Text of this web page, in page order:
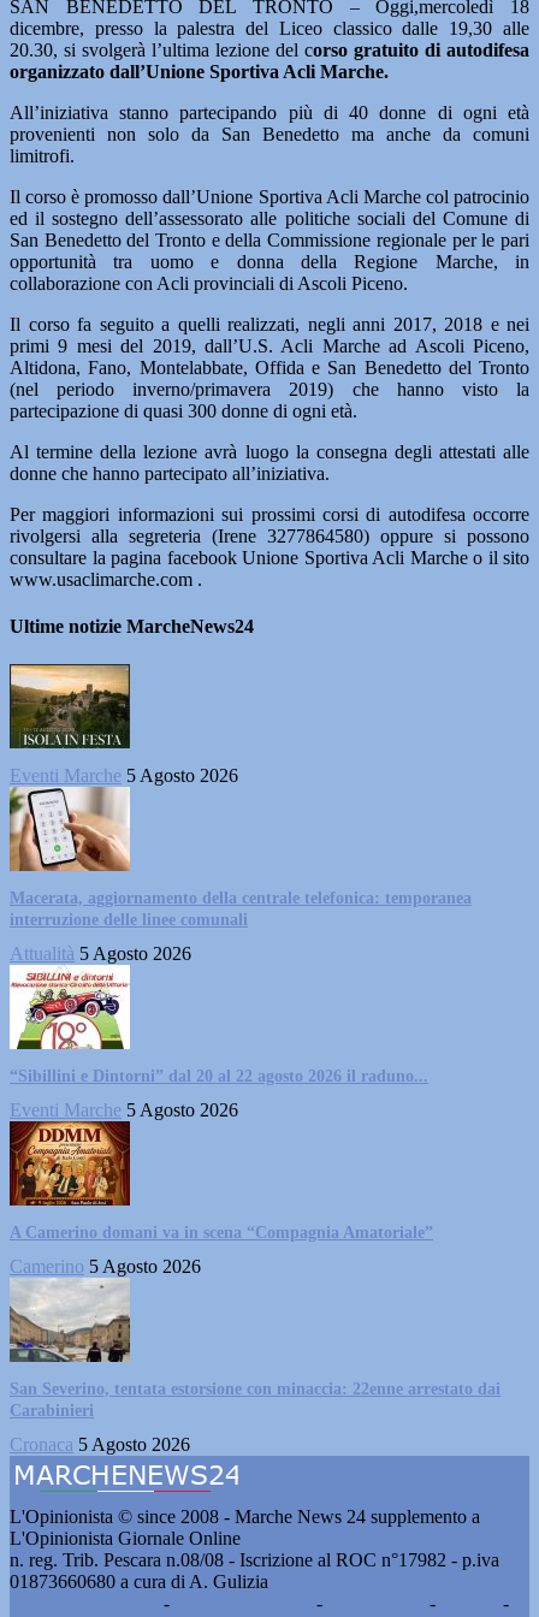
SAN BENEDETTO DEL TRONTO – Oggi,mercoledì 18
dicembre, presso la palestra del Liceo classico dalle 19,30 alle
20.30, si svolgerà l’ultima lezione del corso gratuito di autodifesa
organizzato dall’Unione Sportiva Acli Marche.
All’iniziativa stanno partecipando più di 40 donne di ogni età
provenienti non solo da San Benedetto ma anche da comuni
limitrofi.
Il corso è promosso dall’Unione Sportiva Acli Marche col patrocinio
ed il sostegno dell’assessorato alle politiche sociali del Comune di
San Benedetto del Tronto e della Commissione regionale per le pari
opportunità tra uomo e donna della Regione Marche, in
collaborazione con Acli provinciali di Ascoli Piceno.
Il corso fa seguito a quelli realizzati, negli anni 2017, 2018 e nei
primi 9 mesi del 2019, dall’U.S. Acli Marche ad Ascoli Piceno,
Altidona, Fano, Montelabbate, Offida e San Benedetto del Tronto
(nel periodo inverno/primavera 2019) che hanno visto la
partecipazione di quasi 300 donne di ogni età.
Al termine della lezione avrà luogo la consegna degli attestati alle
donne che hanno partecipato all’iniziativa.
Per maggiori informazioni sui prossimi corsi di autodifesa occorre
rivolgersi alla segreteria (Irene 3277864580) oppure si possono
consultare la pagina facebook Unione Sportiva Acli Marche o il sito
www.usaclimarche.com .
Ultime notizie MarcheNews24
Eventi Marche 5 Agosto 2026
Macerata, aggiornamento della centrale telefonica: temporanea
interruzione delle linee comunali
Attualità 5 Agosto 2026
“Sibillini e Dintorni” dal 20 al 22 agosto 2026 il raduno...
Eventi Marche 5 Agosto 2026
A Camerino domani va in scena “Compagnia Amatoriale”
Camerino 5 Agosto 2026
San Severino, tentata estorsione con minaccia: 22enne arrestato dai
Carabinieri
Cronaca 5 Agosto 2026
L'Opinionista © since 2008 - Marche News 24 supplemento a
L'Opinionista Giornale Online
n. reg. Trib. Pescara n.08/08 - Iscrizione al ROC n°17982 - p.iva
01873660680 a cura di A. Gulizia
- - -
-